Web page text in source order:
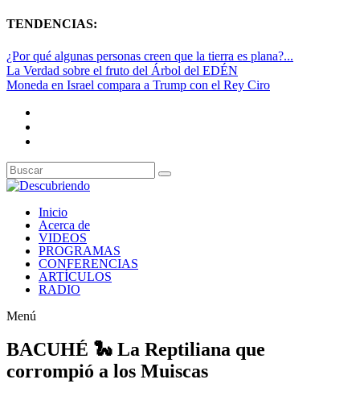
TENDENCIAS:
¿Por qué algunas personas creen que la tierra es plana?...
La Verdad sobre el fruto del Árbol del EDÉN
Moneda en Israel compara a Trump con el Rey Ciro
Inicio
Acerca de
VIDEOS
PROGRAMAS
CONFERENCIAS
ARTÍCULOS
RADIO
Menú
BACUHÉ 🐍 La Reptiliana que
corrompió a los Muiscas